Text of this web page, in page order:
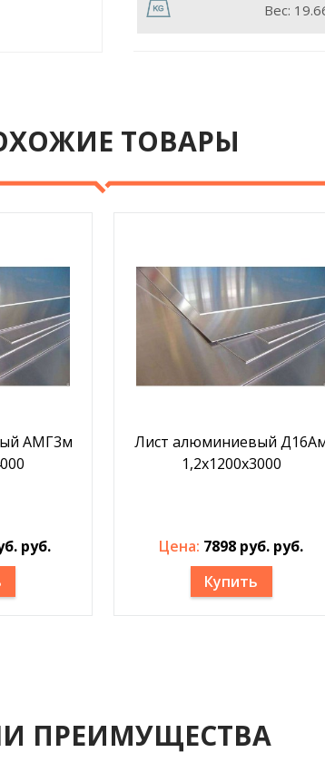
Вес:
ТОВАРЫ
АМГ3м
руб.
Лист алюминиевый
1,2х1200х3000
Цена: 7898 руб. руб.
Купить
ПРЕИМУЩЕСТВА